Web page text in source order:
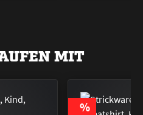
MIT
RABATT
%